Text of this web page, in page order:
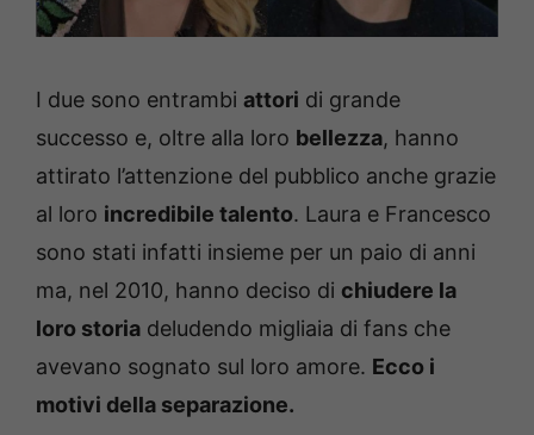
I due sono entrambi attori di grande
successo e, oltre alla loro bellezza, hanno
attirato l’attenzione del pubblico anche grazie
al loro incredibile talento. Laura e Francesco
sono stati infatti insieme per un paio di anni
ma, nel 2010, hanno deciso di chiudere la
loro storia deludendo migliaia di fans che
avevano sognato sul loro amore. Ecco i
motivi della separazione.